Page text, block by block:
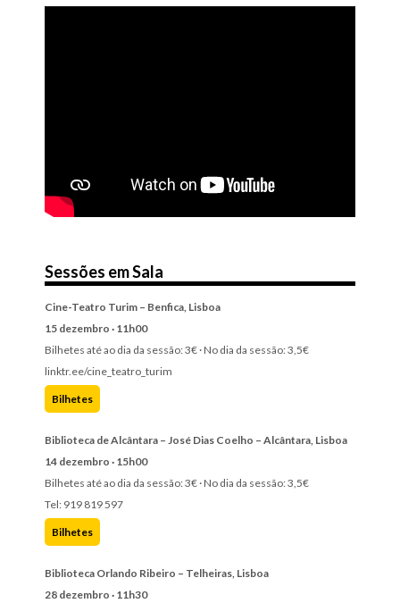
Sessões em Sala
Cine-Teatro Turim – Benfica, Lisboa
15 dezembro · 11h00
Bilhetes até ao dia da sessão: 3€ · No dia da sessão: 3,5€
linktr.ee/cine_teatro_turim
Bilhetes
Biblioteca de Alcântara – José Dias Coelho – Alcântara, Lisboa
14 dezembro · 15h00
Bilhetes até ao dia da sessão: 3€ · No dia da sessão: 3,5€
Tel: 919 819 597
Bilhetes
Biblioteca Orlando Ribeiro – Telheiras, Lisboa
28 dezembro · 11h30